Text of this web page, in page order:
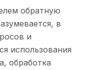
обратную
в
и
использования
обработка